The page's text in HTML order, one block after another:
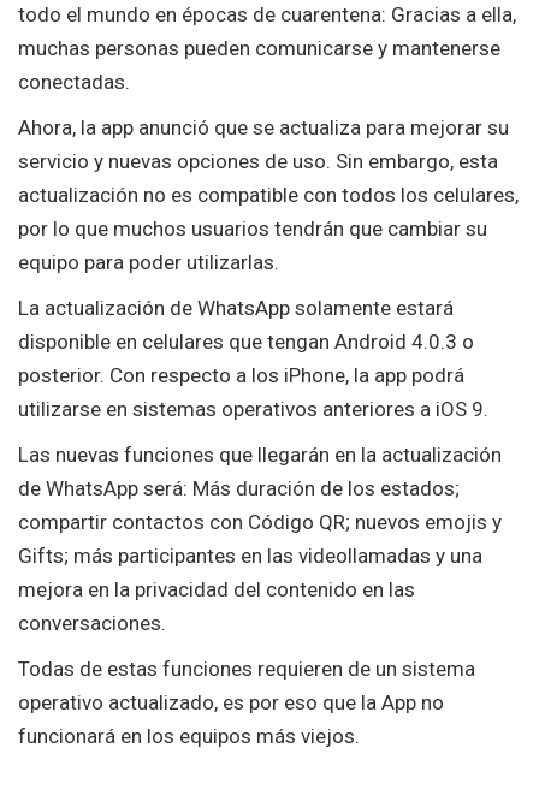
todo el mundo en épocas de cuarentena: Gracias a ella,
muchas personas pueden comunicarse y mantenerse
conectadas.
Ahora, la app anunció que se actualiza para mejorar su
servicio y nuevas opciones de uso. Sin embargo, esta
actualización no es compatible con todos los celulares,
por lo que muchos usuarios tendrán que cambiar su
equipo para poder utilizarlas.
La actualización de WhatsApp solamente estará
disponible en celulares que tengan Android 4.0.3 o
posterior. Con respecto a los iPhone, la app podrá
utilizarse en sistemas operativos anteriores a iOS 9.
Las nuevas funciones que llegarán en la actualización
de WhatsApp será: Más duración de los estados;
compartir contactos con Código QR; nuevos emojis y
Gifts; más participantes en las videollamadas y una
mejora en la privacidad del contenido en las
conversaciones.
Todas de estas funciones requieren de un sistema
operativo actualizado, es por eso que la App no
funcionará en los equipos más viejos.